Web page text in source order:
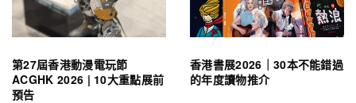
第27屆香港動漫電玩節
ACGHK 2026 | 10大重點展前
預告
香港書展2026｜30本不能錯過
的年度讀物推介